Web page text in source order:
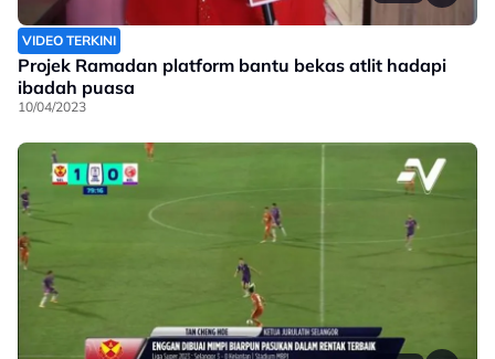
VIDEO TERKINI
Projek Ramadan platform bantu bekas atlit hadapi
ibadah puasa
10/04/2023